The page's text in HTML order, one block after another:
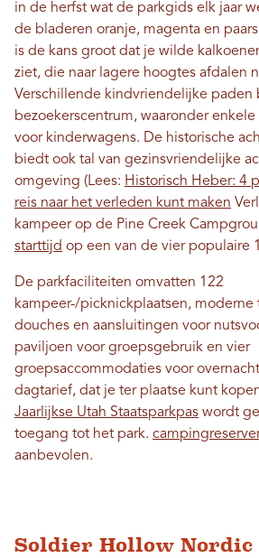
in de herfst wat de parkgids elk jaar
de bladeren oranje, magenta en
is de kans groot dat je wilde
ziet, die naar lagere hoogtes afdalen
Verschillende kindvriendelijke paden
bezoekerscentrum, waaronder
voor kinderwagens. De historische
biedt ook tal van gezinsvriendelijke
omgeving (Lees: Historisch Heber: 4
reis naar het verleden kunt maken
kampeer op de Pine Creek
starttijd op een van de vier populaire
De parkfaciliteiten omvatten 122
kampeer-/picknickplaatsen, moderne
douches en aansluitingen voor
paviljoen voor groepsgebruik en vier
groepsaccommodaties voor
dagtarief, dat je ter plaatse kunt
Jaarlijkse Utah Staatsparkpas wordt
toegang tot het park.
aanbevolen.
Soldier Hollow Nordic